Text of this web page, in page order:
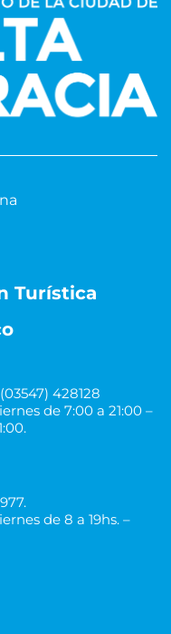
Turística
428128
de 7:00 a 21:00 –
de 8 a 19hs. –